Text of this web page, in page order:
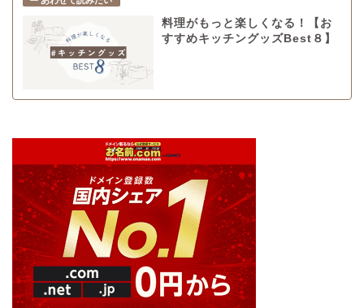
料理がもっと楽しくなる！【お
すすめキッチングッズBest８】